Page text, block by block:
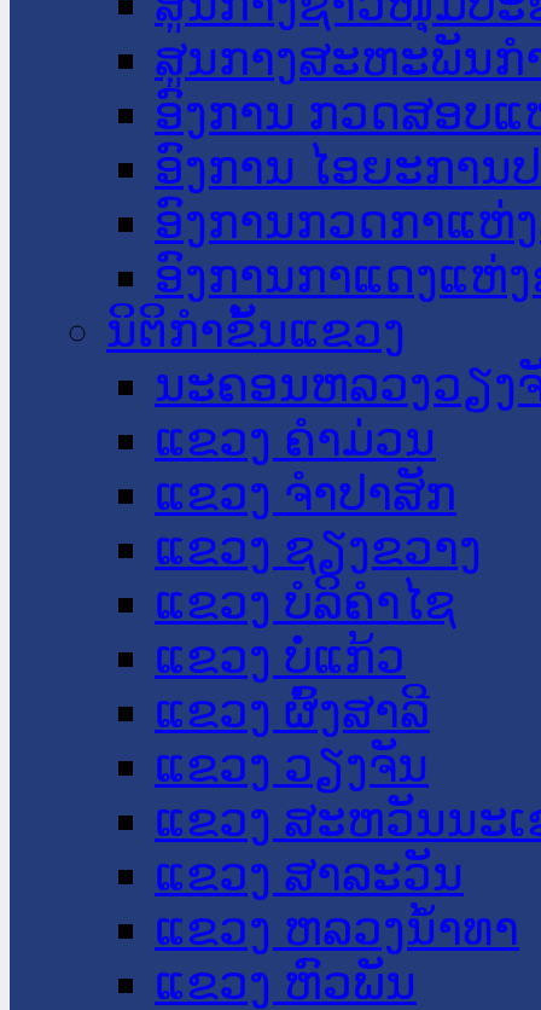
ສູນກາງສະຫະພັນກ
ອົງການ ກວດສອບແ
ອົງການ ໄອຍະການ
ອົງການກວດກາແຫ່
ອົງການກາແດງແຫ່
ນິຕິກໍາຂັ້ນແຂວງ
ນະ​ຄອນ​ຫລວງວຽງ
ແຂວງ ຄໍາມ່ວນ
ແຂວງ ຈໍາປາສັກ
ແຂວງ ຊຽງຂວາງ
ແຂວງ ບໍລິຄໍາໄຊ
ແຂວງ ບໍ່ແກ້ວ
ແຂວງ ຜົ້ງສາລີ
ແຂວງ ວຽງຈັນ
ແຂວງ ສະຫວັນນະ
ແຂວງ ສາລະວັນ
ແຂວງ ຫລວງນໍ້າທາ
ແຂວງ ຫົວພັນ